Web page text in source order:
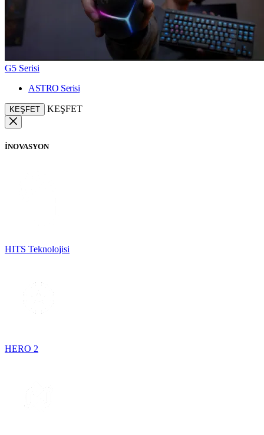
G5 Serisi
ASTRO Serisi
KEŞFET KEŞFET
İNOVASYON
HITS Teknolojisi
HERO 2